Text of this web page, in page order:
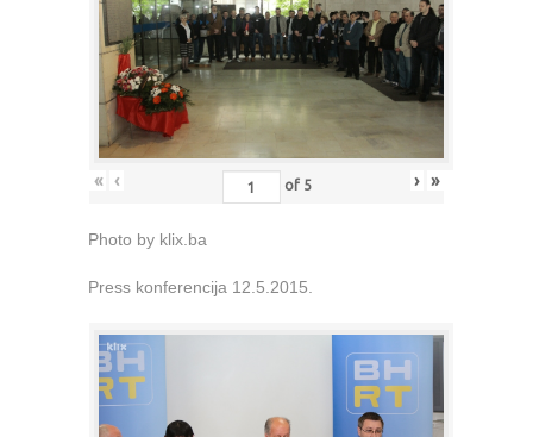
« ‹ of 5 › »
Photo by klix.ba
Press konferencija 12.5.2015.